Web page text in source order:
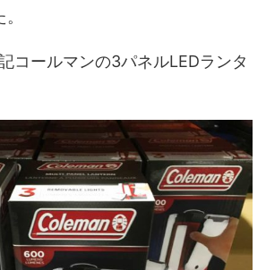
コールマンの3パネルLEDランタ